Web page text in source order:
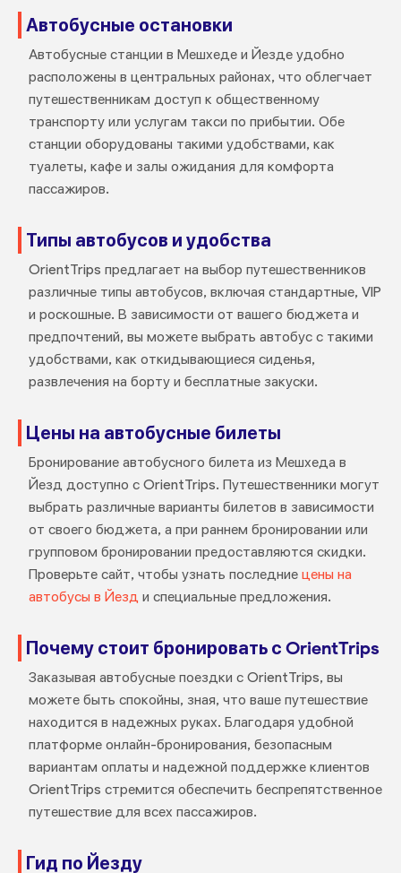
Автобусные остановки
Автобусные станции в Мешхеде и Йезде удобно
расположены в центральных районах, что облегчает
путешественникам доступ к общественному
транспорту или услугам такси по прибытии. Обе
станции оборудованы такими удобствами, как
туалеты, кафе и залы ожидания для комфорта
пассажиров.
Типы автобусов и удобства
OrientTrips предлагает на выбор путешественников
различные типы автобусов, включая стандартные, VIP
и роскошные. В зависимости от вашего бюджета и
предпочтений, вы можете выбрать автобус с такими
удобствами, как откидывающиеся сиденья,
развлечения на борту и бесплатные закуски.
Цены на автобусные билеты
Бронирование автобусного билета из Мешхеда в
Йезд доступно с OrientTrips. Путешественники могут
выбрать различные варианты билетов в зависимости
от своего бюджета, а при раннем бронировании или
групповом бронировании предоставляются скидки.
Проверьте сайт, чтобы узнать последние цены на
автобусы в Йезд и специальные предложения.
Почему стоит бронировать с OrientTrips
Заказывая автобусные поездки с OrientTrips, вы
можете быть спокойны, зная, что ваше путешествие
находится в надежных руках. Благодаря удобной
платформе онлайн-бронирования, безопасным
вариантам оплаты и надежной поддержке клиентов
OrientTrips стремится обеспечить беспрепятственное
путешествие для всех пассажиров.
Гид по Йезду